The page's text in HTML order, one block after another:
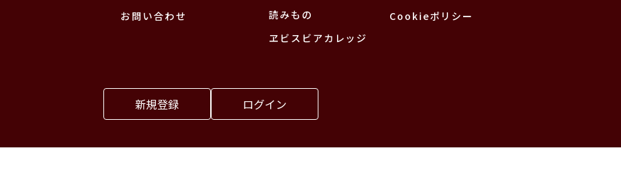
お問い合わせ
読みもの
ヱビスビアカレッジ
Cookieポリシー
新規登録 ログイン